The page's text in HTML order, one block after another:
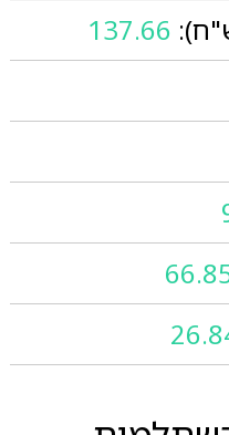
137.66